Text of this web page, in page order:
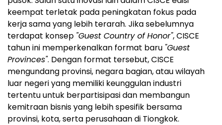
keempat terletak pada peningkatan fokus pada
kerja sama yang lebih terarah. Jika sebelumnya
terdapat konsep "Guest Country of Honor", CISCE
tahun ini memperkenalkan format baru "Guest
Provinces". Dengan format tersebut, CISCE
mengundang provinsi, negara bagian, atau wilayah
luar negeri yang memiliki keunggulan industri
tertentu untuk berpartisipasi dan membangun
kemitraan bisnis yang lebih spesifik bersama
provinsi, kota, serta perusahaan di Tiongkok.